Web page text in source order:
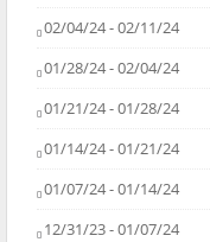
02/04/24 - 02/11/24
01/28/24 - 02/04/24
01/21/24 - 01/28/24
01/14/24 - 01/21/24
01/07/24 - 01/14/24
12/31/23 - 01/07/24